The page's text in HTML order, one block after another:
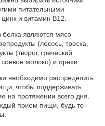
питательными
и витамин B12.
являются мясо
(лосось, треска,
(творог, греческий
молоко) и орехи.
необходимо распределить
чтобы поддерживать
на протяжении всего дня.
прием пищи, будь то